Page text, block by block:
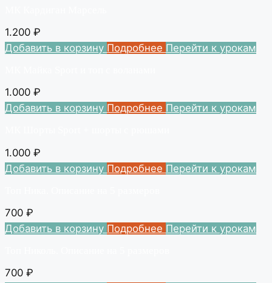
1.200 ₽
Добавить в корзину Подробнее Перейти к урокам
1.000 ₽
Добавить в корзину Подробнее Перейти к урокам
1.000 ₽
Добавить в корзину Подробнее Перейти к урокам
700 ₽
Добавить в корзину Подробнее Перейти к урокам
700 ₽